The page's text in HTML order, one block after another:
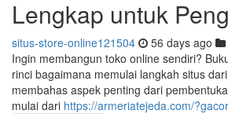
Lengkap untuk
situs-store-online121504 56 days ago
Ingin membangun toko online sendiri?
rinci bagaimana memulai langkah situs
membahas aspek penting dari
mulai dari https://armeriatejeda.com/